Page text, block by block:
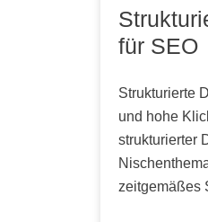
für SEO
Strukturierte
und hohe
strukturierter
zeitgemäßes